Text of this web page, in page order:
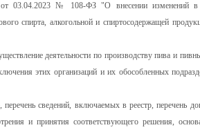
03.04.2023 № 108-ФЗ "О внесении изменений в
спирта, алкогольной и спиртосодержащей
деятельности по производству пива и
этих организаций и их обособленных
сведений, включаемых в реестр, перечень
и принятия соответствующего решения,